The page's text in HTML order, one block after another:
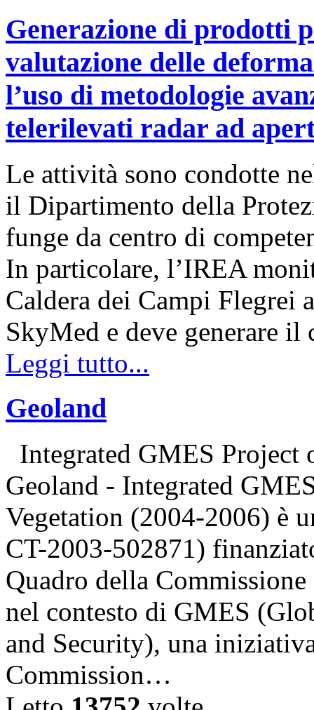
Generazione di prodotti
valutazione delle
l’uso di metodologie
telerilevati radar ad
Le attività sono condotte
il Dipartimento della
funge da centro di
In particolare, l’IREA
Caldera dei Campi Flegrei
SkyMed e deve generare
Leggi tutto...
Geoland
Integrated GMES Project
Geoland - Integrated
Vegetation (2004-2006) è
CT-2003-502871)
Quadro della
nel contesto di GMES
and Security), una
Commission…